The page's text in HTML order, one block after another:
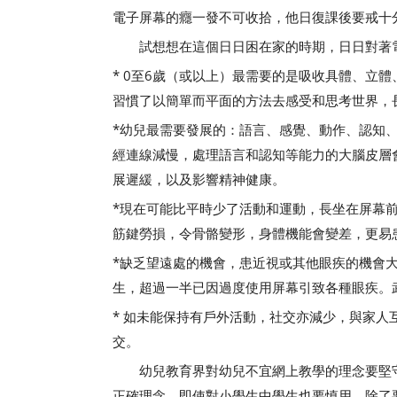
電子屏幕的癮一發不可收拾，他日復課後要戒
試想想在這個日日困在家的時期，日日對著
* 0至6歲（或以上）最需要的是吸收具體、立
習慣了以簡單而平面的方法去感受和思考世界
*幼兒最需要發展的：語言、感覺、動作、認知
經連線減慢，處理語言和認知等能力的大腦皮
展遲緩，以及影響精神健康。
*現在可能比平時少了活動和運動，長坐在屏幕
筋鍵勞損，令骨骼變形，身體機能會變差，更易
*缺乏望遠處的機會，患近視或其他眼疾的機會
生，超過一半已因過度使用屏幕引致各種眼疾
* 如未能保持有戶外活動，社交亦減少，與家
交。
幼兒教育界對幼兒不宜網上教學的理念要堅